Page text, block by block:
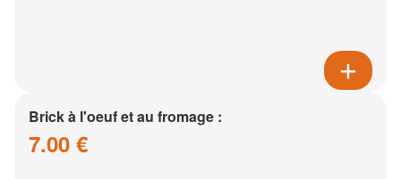
Brick à l'oeuf et au fromage :
7.00 €